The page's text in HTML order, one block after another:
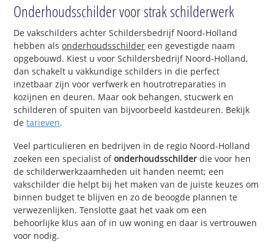
Onderhoudsschilder voor strak schilderwerk
De vakschilders achter Schildersbedrijf Noord-Holland
hebben alsonderhoudsschilder een gevestigde naam
opgebouwd. Kiest u voor Schildersbedrijf Noord-Holland,
dan schakelt u vakkundige schilders in die perfect
inzetbaar zijn voor verfwerk en houtrotreparaties in
kozijnen en deuren. Maar ook behangen, stucwerk en
schilderen of spuiten van bijvoorbeeld kastdeuren. Bekijk
detarieven.
Veel particulieren en bedrijven in de regio Noord-Holland
zoeken een specialist ofonderhoudsschilder die voor hen
de schilderwerkzaamheden uit handen neemt; een
vakschilder die helpt bij het maken van de juiste keuzes om
binnen budget te blijven en zo de beoogde plannen te
verwezenlijken. Tenslotte gaat het vaak om een
behoorlijke klus aan of in uw woning en daar is vertrouwen
voor nodig.